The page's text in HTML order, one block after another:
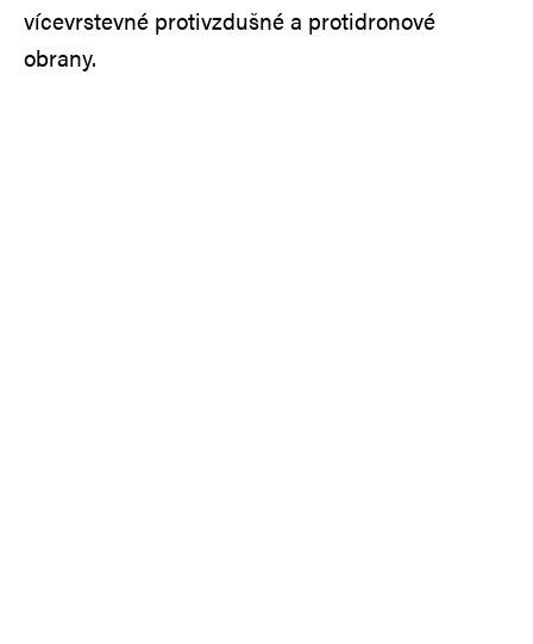
vícevrstevné protivzdušné a protidronové
obrany.